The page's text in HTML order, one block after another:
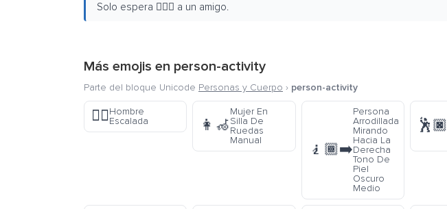
Solo espera 🧍🏻‍♂️ a un amigo.
Más emojis en person-activity
Parte del bloque Unicode Personas y Cuerpo › person-activity
🧗‍♂️Hombre
Escalada
👩‍🦽
Mujer En
Silla De
Ruedas
Manual
🧎🏾‍➡️
Persona
Arrodillada
Mirando
Hacia La
Derecha
Tono De
Piel
Oscuro
Medio
🕺🏿